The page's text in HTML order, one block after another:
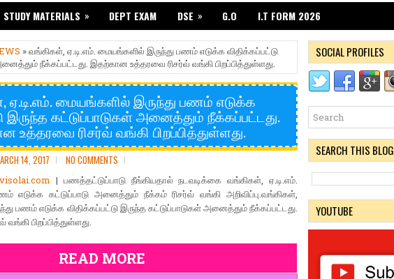
STUDY MATERIALS » DEPT EXAM DSE » G.O I.T FORM 2026
» வங்கிகள், ஏ.டி.எம். மையங்களில் இருந்து பணம் எடுக்க விதிக்கப்பட்டு
நீக்கப்பட்டது. இதற்கான உத்தரவை ரிசர்வ் வங்கி பிறப்பித்துள்ளது.
ஏ.டி.எம். மையங்களில் இருந்து பணம் எடுக்க
இருந்த கட்டுப்பாடுகள் அனைத்தும் நீக்கப்பட்டது.
உத்தரவை ரிசர்வ் வங்கி பிறப்பித்துள்ளது.
14, 2017 NO COMMENTS
| பணத்தட்டுப்பாடு நீங்கியதால் நடவடிக்கை வங்கிகள், ஏ.டி.எம்.
எடுக்க கட்டுப்பாடு அனைத்தும் நீக்கம் ரிசர்வ் வங்கி அறிவிப்பு.வங்கிகள்,
பணம் எடுக்க விதிக்கப்பட்டு இருந்த கட்டுப்பாடுகள் அனைத்தும் நீக்கப்பட்டது.
பிறப்பித்துள்ளது.
READ MORE
SOCIAL PROFILES
SEARCH THIS BLOG
YOUTUBE